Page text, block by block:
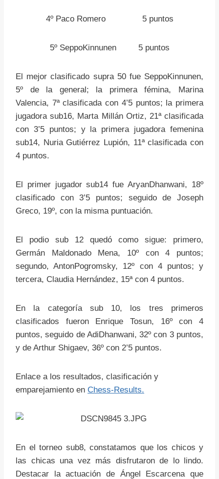
4º Paco Romero 5 puntos
5º SeppoKinnunen 5 puntos
El mejor clasificado supra 50 fue SeppoKinnunen,
5º de la general; la primera fémina, Marina
Valencia, 7ª clasificada con 4’5 puntos; la primera
jugadora sub16, Marta Millán Ortiz, 21ª clasificada
con 3’5 puntos; y la primera jugadora femenina
sub14, Nuria Gutiérrez Lupión, 11ª clasificada con
4 puntos.
El primer jugador sub14 fue AryanDhanwani, 18º
clasificado con 3’5 puntos; seguido de Joseph
Greco, 19º, con la misma puntuación.
El podio sub 12 quedó como sigue: primero,
Germán Maldonado Mena, 10º con 4 puntos;
segundo, AntonPogromsky, 12º con 4 puntos; y
tercera, Claudia Hernández, 15ª con 4 puntos.
En la categoría sub 10, los tres primeros
clasificados fueron Enrique Tosun, 16º con 4
puntos, seguido de AdiDhanwani, 32º con 3 puntos,
y de Arthur Shigaev, 36º con 2’5 puntos.
Enlace a los resultados, clasificación y
emparejamiento en Chess-Results.
En el torneo sub8, constatamos que los chicos y
las chicas una vez más disfrutaron de lo lindo.
Destacar la actuación de Ángel Escarcena que